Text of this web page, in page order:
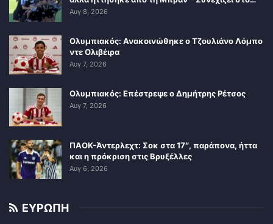
Αυγ 8, 2026
Ολυμπιακός: Ανακοινώθηκε ο Τζουλιάνο Λόμπο
ντε Ολιβέιρα
Αυγ 7, 2026
Ολυμπιακός: Επέστρεψε ο Δημήτρης Ρέτσος
Αυγ 7, 2026
ΠΑΟΚ-Άντερλεχτ: Σοκ στα 17″, παράπονα, ήττα
και η πρόκριση στις Βρυξέλλες
Αυγ 6, 2026
ΕΥΡΩΠΗ